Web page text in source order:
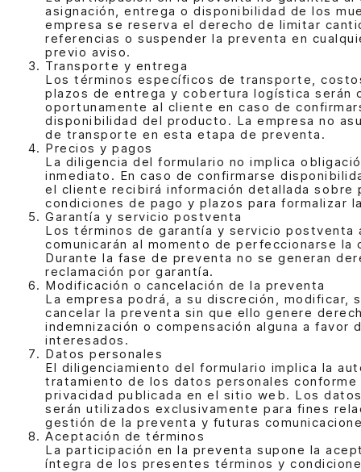
asignación, entrega o disponibilidad de los
empresa se reserva el derecho de limitar
referencias o suspender la preventa en
previo aviso.
Transporte y entrega
Los términos específicos de transporte,
plazos de entrega y cobertura logística serán
oportunamente al cliente en caso de
disponibilidad del producto. La empresa no
de transporte en esta etapa de preventa.
Precios y pagos
La diligencia del formulario no implica
inmediato. En caso de confirmarse
el cliente recibirá información detallada sobre
condiciones de pago y plazos para formalizar
Garantía y servicio postventa
Los términos de garantía y servicio postventa
comunicarán al momento de perfeccionarse la
Durante la fase de preventa no se generan
reclamación por garantía.
Modificación o cancelación de la preventa
La empresa podrá, a su discreción, modificar,
cancelar la preventa sin que ello genere
indemnización o compensación alguna a favor
interesados.
Datos personales
El diligenciamiento del formulario implica la
tratamiento de los datos personales
privacidad publicada en el sitio web. Los
serán utilizados exclusivamente para fines
gestión de la preventa y futuras
Aceptación de términos
La participación en la preventa supone la
íntegra de los presentes términos y